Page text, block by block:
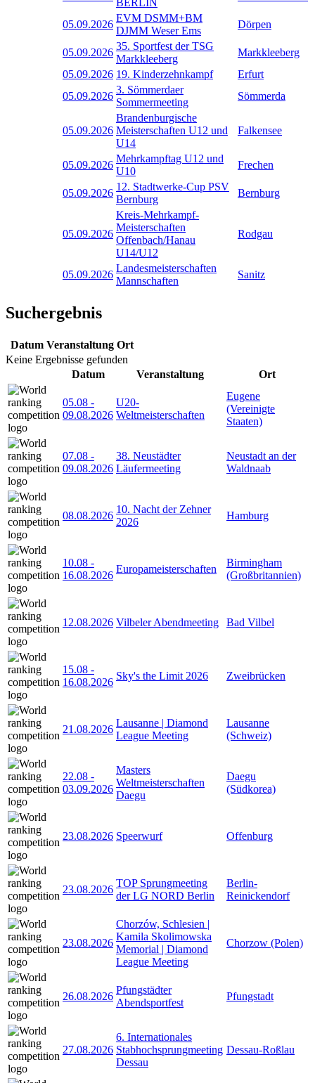
05.09.2026
EVM DSMM+BM
DJMM Weser Ems
Dörpen
05.09.2026
35. Sportfest der TSG
Markkleeberg
Markkleeberg
05.09.2026 19. Kinderzehnkampf
Erfurt
05.09.2026
3. Sömmerdaer
Sommermeeting
Sömmerda
05.09.2026
Brandenburgische
Meisterschaften U12 und
U14
Falkensee
05.09.2026
Mehrkampftag U12 und
U10
Frechen
05.09.2026
12. Stadtwerke-Cup PSV
Bernburg
Bernburg
05.09.2026
Kreis-Mehrkampf-
Meisterschaften
Offenbach/Hanau
U14/U12
Rodgau
05.09.2026
Landesmeisterschaften
Mannschaften
Sanitz
Suchergebnis
Datum Veranstaltung Ort
Keine Ergebnisse gefunden
Datum
Veranstaltung Ort
05.08 -
09.08.2026
U20-
Weltmeisterschaften
Eugene
(Vereinigte
Staaten)
07.08 -
09.08.2026
38. Neustädter
Läufermeeting
Neustadt an der
Waldnaab
08.08.2026
10. Nacht der Zehner
2026
Hamburg
10.08 -
16.08.2026
Europameisterschaften
Birmingham
(Großbritannien)
12.08.2026 Vilbeler Abendmeeting Bad Vilbel
15.08 -
16.08.2026
Sky's the Limit 2026 Zweibrücken
21.08.2026
Lausanne | Diamond
League Meeting
Lausanne
(Schweiz)
22.08 -
03.09.2026
Masters
Weltmeisterschaften
Daegu
Daegu
(Südkorea)
23.08.2026 Speerwurf Offenburg
23.08.2026
TOP Sprungmeeting
der LG NORD Berlin
Berlin-
Reinickendorf
23.08.2026
Chorzów, Schlesien |
Kamila Skolimowska
Memorial | Diamond
League Meeting
Chorzow (Polen)
26.08.2026
Pfungstädter
Abendsportfest
Pfungstadt
27.08.2026
6. Internationales
Stabhochsprungmeeting
Dessau
Dessau-Roßlau